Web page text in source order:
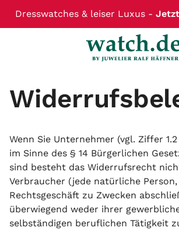
Dresswatches & leiser Luxus -
Wenn Sie Unternehmer (vgl. Ziffer
im Sinne des § 14 Bürgerlichen
sind besteht das Widerrufsrecht
Verbraucher (jede natürliche Person,
Rechtsgeschäft zu Zwecken
überwiegend weder ihrer
selbständigen beruflichen Tätigkeit